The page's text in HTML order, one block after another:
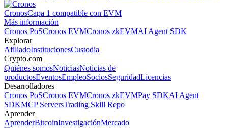
CronosCapa 1 compatible con EVM
Más información
Cronos PoSCronos EVMCronos zkEVMAI Agent SDK
Explorar
AfiliadoInstitucionesCustodia
Crypto.com
Quiénes somosNoticiasNoticias de
productosEventosEmpleoSociosSeguridadLicencias
Desarrolladores
Cronos PoSCronos EVMCronos zkEVMPay SDKAI Agent
SDKMCP ServersTrading Skill Repo
Aprender
AprenderBitcoinInvestigaciónMercado